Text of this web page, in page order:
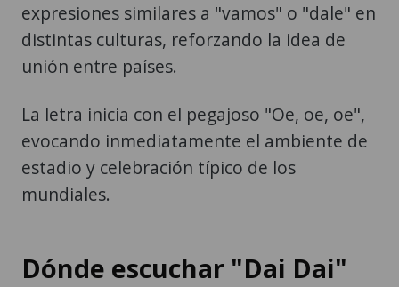
expresiones similares a "vamos" o "dale" en
distintas culturas, reforzando la idea de
unión entre países.
La letra inicia con el pegajoso "Oe, oe, oe",
evocando inmediatamente el ambiente de
estadio y celebración típico de los
mundiales.
Dónde escuchar "Dai Dai"